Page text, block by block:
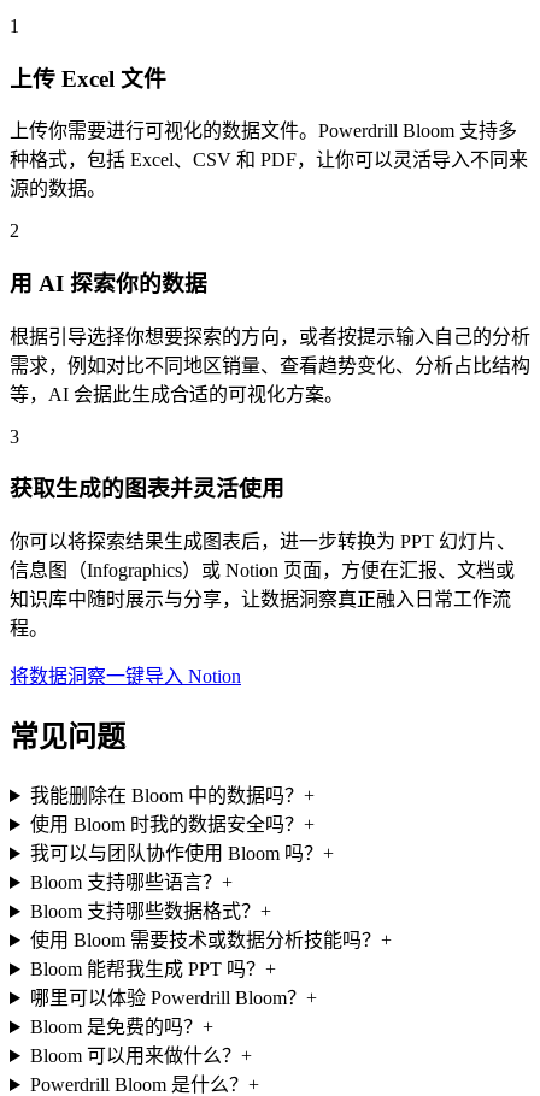
1
上传 Excel 文件
上传你需要进行可视化的数据文件。Powerdrill Bloom 支持多
种格式，包括 Excel、CSV 和 PDF，让你可以灵活导入不同来
源的数据。
2
用 AI 探索你的数据
根据引导选择你想要探索的方向，或者按提示输入自己的分析
需求，例如对比不同地区销量、查看趋势变化、分析占比结构
等，AI 会据此生成合适的可视化方案。
3
获取生成的图表并灵活使用
你可以将探索结果生成图表后，进一步转换为 PPT 幻灯片、
信息图（Infographics）或 Notion 页面，方便在汇报、文档或
知识库中随时展示与分享，让数据洞察真正融入日常工作流
程。
将数据洞察一键导入 Notion
常见问题
我能删除在 Bloom 中的数据吗？ +
使用 Bloom 时我的数据安全吗？ +
我可以与团队协作使用 Bloom 吗？ +
Bloom 支持哪些语言？ +
Bloom 支持哪些数据格式？ +
使用 Bloom 需要技术或数据分析技能吗？ +
Bloom 能帮我生成 PPT 吗？ +
哪里可以体验 Powerdrill Bloom？ +
Bloom 是免费的吗？ +
Bloom 可以用来做什么？ +
Powerdrill Bloom 是什么？ +